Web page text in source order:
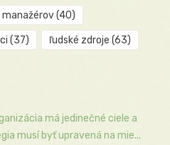
(40)
(37) ľudské zdroje (63)
má jedinečné ciele a
musí byť upravená na mie...